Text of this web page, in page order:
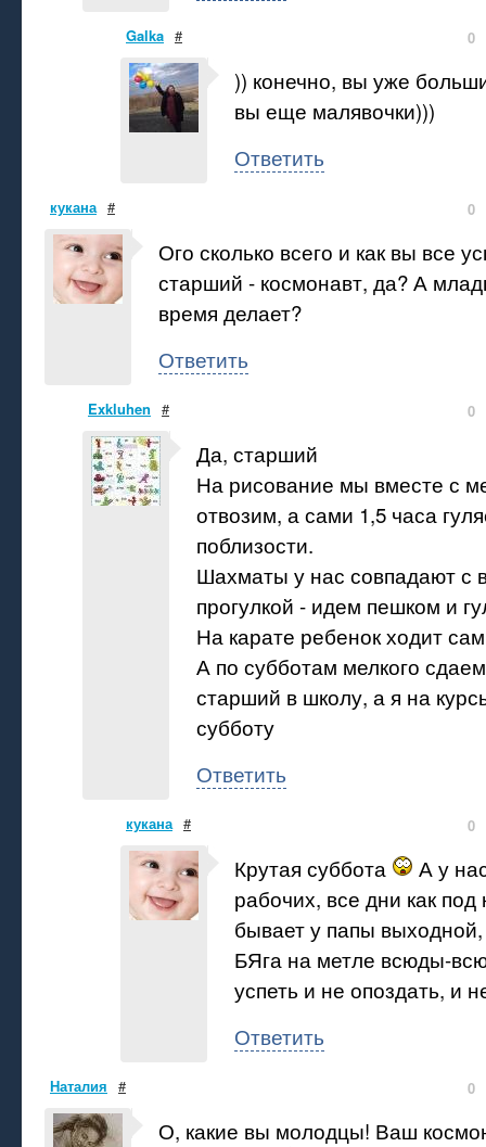
Galka # 0
)) конечно, вы уже
вы еще малявочки)))
Ответить
кукана # 0
Ого сколько всего и как вы все
старший - космонавт, да? А
время делает?
Ответить
Exkluhen # 0
Да, старший
На рисование мы вместе с
отвозим, а сами 1,5 часа
поблизости.
Шахматы у нас совпадают с
прогулкой - идем пешком и
На карате ребенок ходит
А по субботам мелкого
старший в школу, а я на
субботу
Ответить
кукана # 0
Крутая суббота
А у
рабочих, все дни как под
бывает у папы выходной,
БЯга на метле всюды-
успеть и не опоздать, и
Ответить
Наталия # 0
О, какие вы молодцы! Ваш